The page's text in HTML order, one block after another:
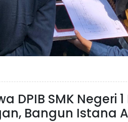
DPIB SMK Negeri
Bangun Istana